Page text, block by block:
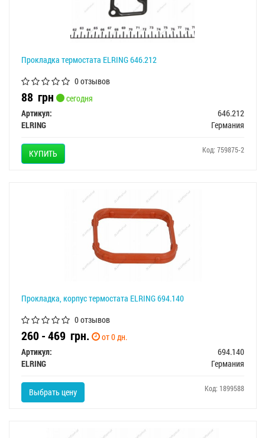
Прокладка термостата ELRING 646.212
0 отзывов
88 грн
сегодня
Артикул:
646.212
ELRING
Германия
КУПИТЬ Код: 759875-2
Прокладка, корпус термостата ELRING 694.140
0 отзывов
260 - 469 грн.
от 0 дн.
Артикул:
694.140
ELRING
Германия
Выбрать цену Код: 1899588